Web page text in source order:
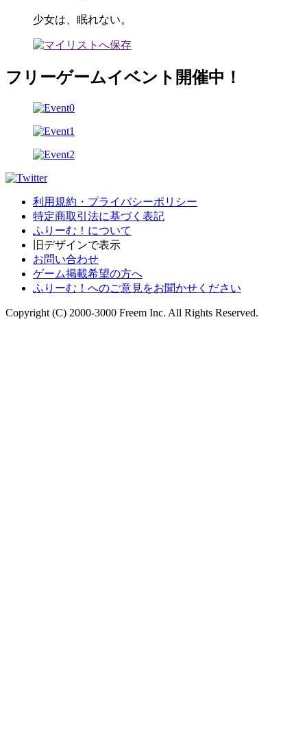
少女は、眠れない。
フリーゲームイベント開催中！
利用規約・プライバシーポリシー
特定商取引法に基づく表記
ふりーむ！について
旧デザインで表示
お問い合わせ
ゲーム掲載希望の方へ
ふりーむ！へのご意見をお聞かせください
Copyright (C) 2000-3000 Freem Inc. All Rights Reserved.